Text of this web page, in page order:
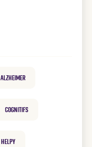
Alzheimer
cognitifs
helpy